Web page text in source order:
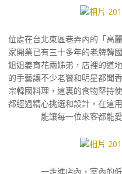
位處在台北東區巷弄內的「高
家開業已有三十多年的老牌韓
姐姐姜育花兩姊弟，店裡的道
的手藝讓不少老饕和明星都聞
宗韓國料理，這裏的食物堅持
都經過精心挑選和設計，在這
能讓每一位來客都能
一走進店內，室內的